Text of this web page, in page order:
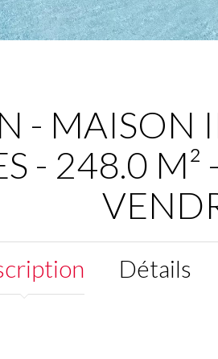
- MAISON
- 248.0
Détails